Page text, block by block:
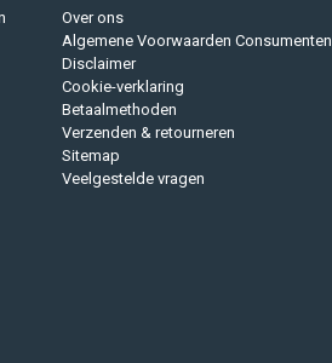
Over ons
Algemene Voorwaarden Consumenten
Disclaimer
Cookie-verklaring
Betaalmethoden
Verzenden & retourneren
Sitemap
Veelgestelde vragen